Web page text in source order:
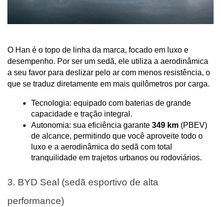
O Han é o topo de linha da marca, focado em luxo e
desempenho. Por ser um sedã, ele utiliza a aerodinâmica
a seu favor para deslizar pelo ar com menos resistência, o
que se traduz diretamente em mais quilômetros por carga.
Tecnologia: equipado com baterias de grande
capacidade e tração integral.
Autonomia: sua eficiência garante 349 km (PBEV)
de alcance, permitindo que você aproveite todo o
luxo e a aerodinâmica do sedã com total
tranquilidade em trajetos urbanos ou rodoviários.
3. BYD Seal (sedã esportivo de alta
performance)